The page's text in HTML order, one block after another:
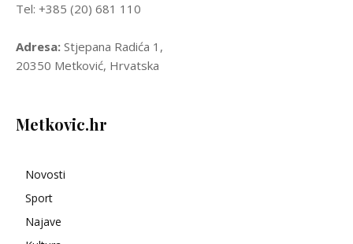
Tel: +385 (20) 681 110
Adresa: Stjepana Radića 1,
20350 Metković, Hrvatska
Metkovic.hr
Novosti
Sport
Najave